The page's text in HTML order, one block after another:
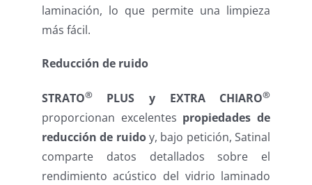
laminación, lo que permite una limpieza
más fácil.
Reducción de ruido
STRATO®PLUS y EXTRA CHIARO®
proporcionan excelentes propiedades de
reducción de ruidoy, bajo petición, Satinal
comparte datos detallados sobre el
rendimiento acústico del vidrio laminado